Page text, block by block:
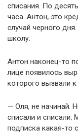
списания. По
часа. Антон, это
случай черного
школу.
Антон наконец-то
лице появилось
которого вызвали
— Оля, не начинай.
списали и списали.
подписка какая-то